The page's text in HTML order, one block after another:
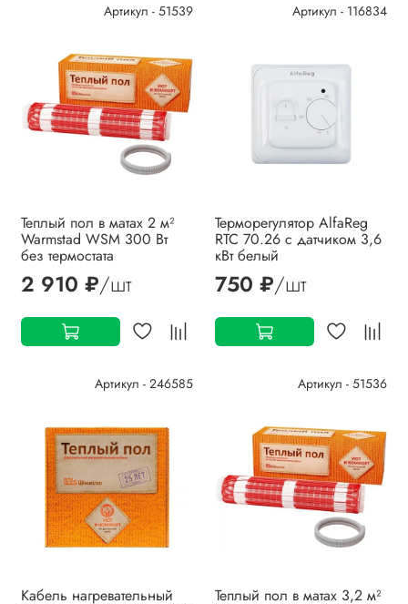
Артикул - 51539
Теплый пол в матах 2 м²
Warmstad WSM 300 Вт
без термостата
2 910 ₽/шт
Артикул - 116834
Терморегулятор AlfaReg
RTC 70.26 с датчиком 3,6
кВт белый
750 ₽/шт
Артикул - 246585
Кабель нагревательный
Артикул - 51536
Теплый пол в матах 3,2 м²